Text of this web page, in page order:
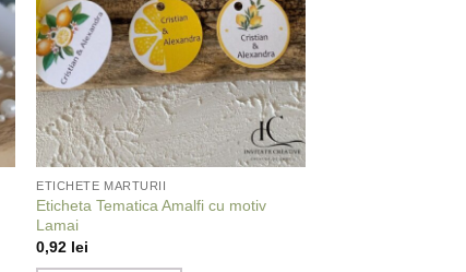
ETICHETE MARTURII
Eticheta Tematica Amalfi cu motiv
Lamai
0,92 lei